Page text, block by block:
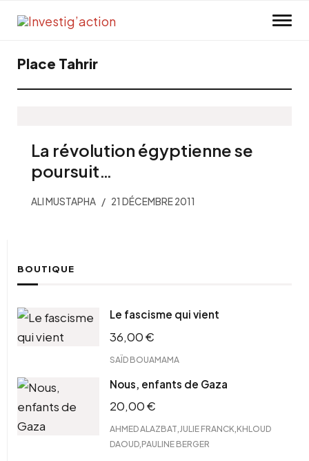
Place Tahrir
La révolution égyptienne se
poursuit…
ALI MUSTAPHA 21 DÉCEMBRE 2011
BOUTIQUE
Le fascisme qui vient
36,00€
SAÏD BOUAMAMA
Nous, enfants de Gaza
20,00€
AHMED ALAZBAT JULIE FRANCK KHLOUD
DAOUD PAULINE BERGER